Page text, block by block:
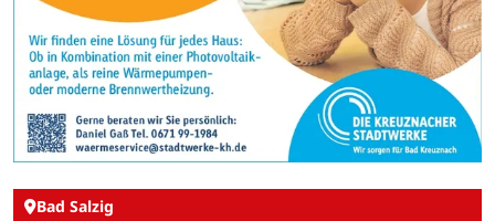
Bad Salzig